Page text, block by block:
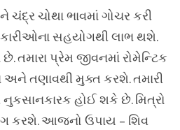
ચંદ્ર ચોથા ભાવમાં ગોચર કરી
સહયોગથી લાભ થશે.
તમારા પ્રેમ જીવનમાં રોમેન્ટિક
અને તણાવથી મુક્ત કરશે. તમારી
નુકસાનકારક હોઈ શકે છે. મિત્રો
કરશે. આજનો ઉપાય – શિવ